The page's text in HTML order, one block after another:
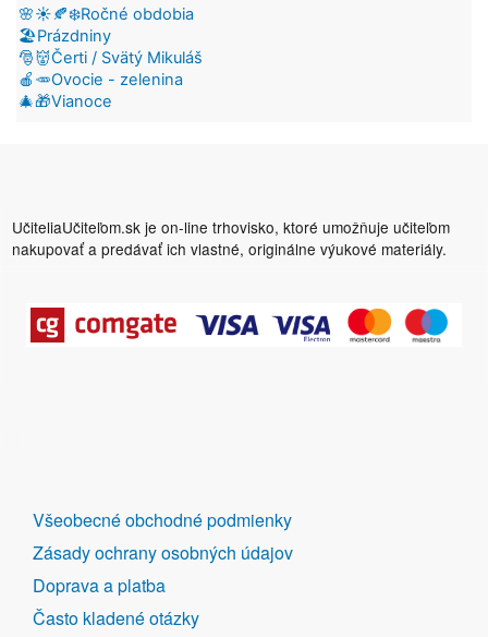
🌸☀️🍂❄️Ročné obdobia
🏖️Prázdniny
🎅👹Čerti / Svätý Mikuláš
🍎🥕Ovocie - zelenina
🎄🎁Vianoce
UčiteliaUčiteľom.sk je on-line trhovisko, ktoré umožňuje učiteľom
nakupovať a predávať ich vlastné, originálne výukové materiály.
DALŠÍ
ODKAZY
Všeobecné obchodné podmienky
Zásady ochrany osobných údajov
Doprava a platba
Často kladené otázky